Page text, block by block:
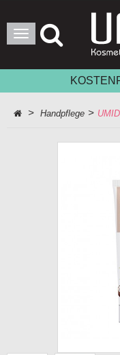
Toggle
Navigation
> Handpflege >